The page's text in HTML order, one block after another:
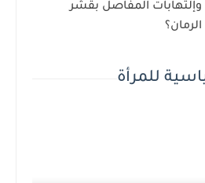
وإلتهابات المفاصل بقشر
الرمان؟
للمرأة